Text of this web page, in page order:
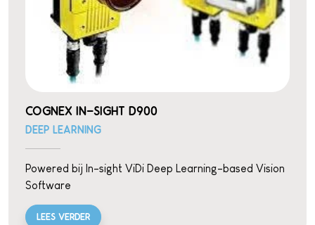
COGNEX IN-SIGHT D900
DEEP LEARNING
Powered bij In-sight ViDi Deep Learning-based Vision
Software
LEES VERDER